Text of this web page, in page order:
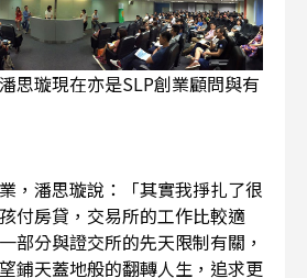
思璇現在亦是SLP創業顧問與有
，潘思璇說：「其實我掙扎了很
付房貸，交易所的工作比較適
部分與證交所的先天限制有關，
鋪天蓋地般的翻轉人生，追求更